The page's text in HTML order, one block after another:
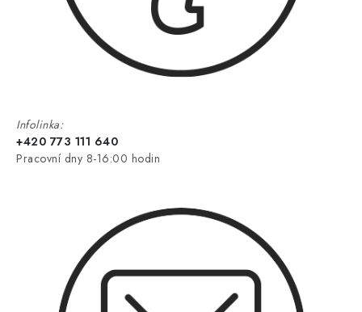
Infolinka:
+420 773 111 640
Pracovní dny 8-16:00 hodin